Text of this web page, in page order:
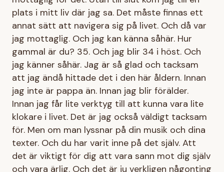
plats i mitt liv där jag sa. Det måste finnas ett
annat sätt att navigera sig på livet. Och då var
jag mottaglig. Och jag kan känna såhär. Hur
gammal är du? 35. Och jag blir 34 i höst. Och
jag känner såhär. Jag är så glad och tacksam
att jag ändå hittade det i den här åldern. Innan
jag inte är pappa än. Innan jag blir förälder.
Innan jag får lite verktyg till att kunna vara lite
klokare i livet. Det är jag också väldigt tacksam
för. Men om man lyssnar på din musik och dina
texter. Och du har varit inne på det själv. Att
det är viktigt för dig att vara sann mot dig själv
och vara ärlig. Och det är ju verkligen någonting